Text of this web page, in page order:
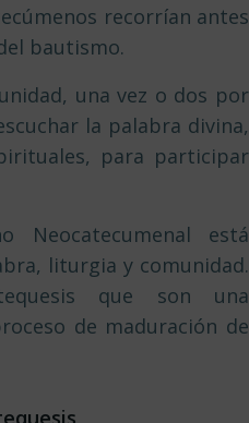
recorrían antes
bautismo.
una vez o dos por
la palabra divina,
para participar
Neocatecumenal está
liturgia y comunidad.
que son una
de maduración de